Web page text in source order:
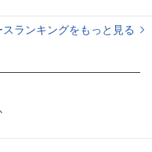
ランキングをもっと見る